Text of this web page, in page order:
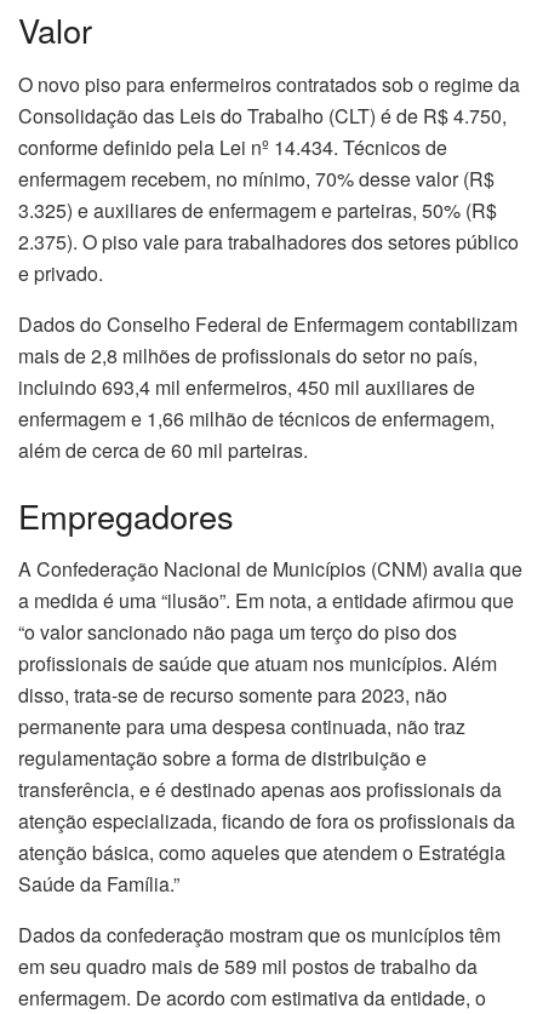
Valor
O novo piso para enfermeiros contratados sob o regime da
Consolidação das Leis do Trabalho (CLT) é de R$ 4.750,
conforme definido pela Lei nº 14.434. Técnicos de
enfermagem recebem, no mínimo, 70% desse valor (R$
3.325) e auxiliares de enfermagem e parteiras, 50% (R$
2.375). O piso vale para trabalhadores dos setores público
e privado.
Dados do Conselho Federal de Enfermagem contabilizam
mais de 2,8 milhões de profissionais do setor no país,
incluindo 693,4 mil enfermeiros, 450 mil auxiliares de
enfermagem e 1,66 milhão de técnicos de enfermagem,
além de cerca de 60 mil parteiras.
Empregadores
A Confederação Nacional de Municípios (CNM) avalia que
a medida é uma “ilusão”. Em nota, a entidade afirmou que
“o valor sancionado não paga um terço do piso dos
profissionais de saúde que atuam nos municípios. Além
disso, trata-se de recurso somente para 2023, não
permanente para uma despesa continuada, não traz
regulamentação sobre a forma de distribuição e
transferência, e é destinado apenas aos profissionais da
atenção especializada, ficando de fora os profissionais da
atenção básica, como aqueles que atendem o Estratégia
Saúde da Família.”
Dados da confederação mostram que os municípios têm
em seu quadro mais de 589 mil postos de trabalho da
enfermagem. De acordo com estimativa da entidade, o